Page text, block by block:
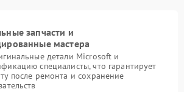
запчасти и
мастера
детали Microsoft и
специалисты, что гарантирует
после ремонта и сохранение